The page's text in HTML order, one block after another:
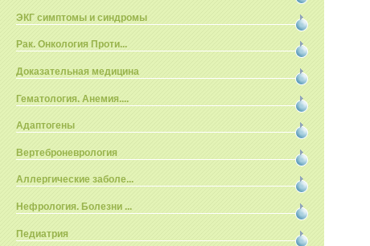
ЭКГ симптомы и синдромы
Рак. Онкология Проти...
Доказательная медицина
Гематология. Анемия....
Адаптогены
Вертеброневрология
Аллергические заболе...
Нефрология. Болезни ...
Педиатрия